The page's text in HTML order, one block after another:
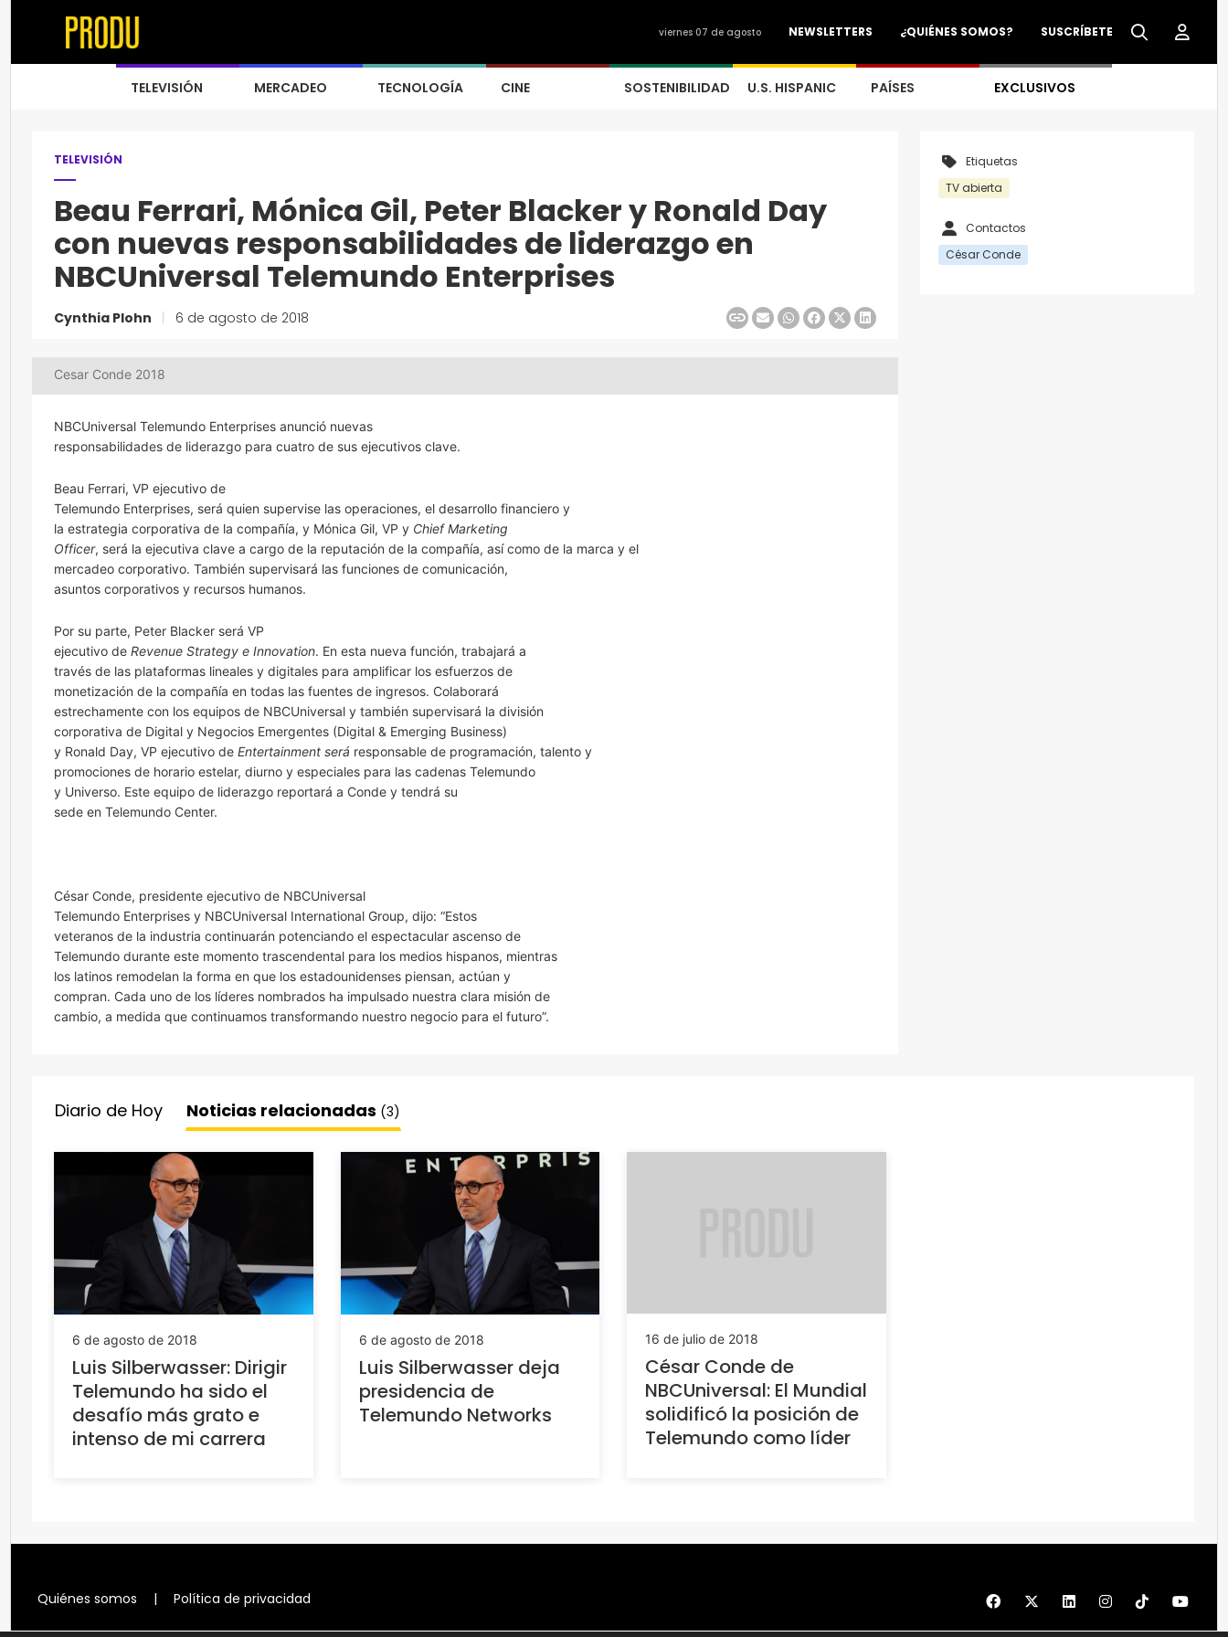
SUSCRÍBETE
¿QUIÉNES SOMOS?
NEWSLETTERS
viernes 07 de agosto
TELEVISIÓN MERCADEO TECNOLOGÍA CINE SOSTENIBILIDAD U.S. HISPANIC PAÍSES EXCLUSIVOS
TELEVISIÓN
Beau Ferrari, Mónica Gil, Peter Blacker y Ronald Day
con nuevas responsabilidades de liderazgo en
NBCUniversal Telemundo Enterprises
Cynthia Plohn 6 de agosto de 2018
Cesar Conde 2018
NBCUniversal Telemundo Enterprises anunció nuevas
responsabilidades de liderazgo para cuatro de sus ejecutivos clave.
Beau Ferrari, VP ejecutivo de
Telemundo Enterprises, será quien supervise las operaciones, el desarrollo financiero y
la estrategia corporativa de la compañía, y Mónica Gil, VP y Chief Marketing
Officer, será la ejecutiva clave a cargo de la reputación de la compañía, así como de la marca y el
mercadeo corporativo. También supervisará las funciones de comunicación,
asuntos corporativos y recursos humanos.
Por su parte, Peter Blacker será VP
ejecutivo de Revenue Strategy e Innovation. En esta nueva función, trabajará a
través de las plataformas lineales y digitales para amplificar los esfuerzos de
monetización de la compañía en todas las fuentes de ingresos. Colaborará
estrechamente con los equipos de NBCUniversal y también supervisará la división
corporativa de Digital y Negocios Emergentes (Digital & Emerging Business)
y Ronald Day, VP ejecutivo de Entertainment será responsable de programación, talento y
promociones de horario estelar, diurno y especiales para las cadenas Telemundo
y Universo. Este equipo de liderazgo reportará a Conde y tendrá su
sede en Telemundo Center.
César Conde, presidente ejecutivo de NBCUniversal
Telemundo Enterprises y NBCUniversal International Group, dijo: “Estos
veteranos de la industria continuarán potenciando el espectacular ascenso de
Telemundo durante este momento trascendental para los medios hispanos, mientras
los latinos remodelan la forma en que los estadounidenses piensan, actúan y
compran. Cada uno de los líderes nombrados ha impulsado nuestra clara misión de
cambio, a medida que continuamos transformando nuestro negocio para el futuro”.
Etiquetas
TV abierta
Contactos
César Conde
Diario de Hoy Noticias relacionadas (3)
6 de agosto de 2018
Luis Silberwasser: Dirigir
Telemundo ha sido el
desafío más grato e
intenso de mi carrera
6 de agosto de 2018
Luis Silberwasser deja
presidencia de
Telemundo Networks
16 de julio de 2018
César Conde de
NBCUniversal: El Mundial
solidificó la posición de
Telemundo como líder
Quiénes somos | Política de privacidad